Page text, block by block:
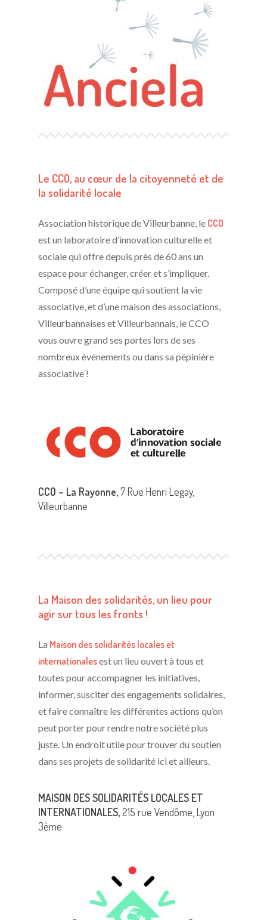
Le CCO, au cœur de la citoyenneté et de
la solidarité locale
Association historique de Villeurbanne, le CCO
est un laboratoire d’innovation culturelle et
sociale qui offre depuis près de 60 ans un
espace pour échanger, créer et s’impliquer.
Composé d’une équipe qui soutient la vie
associative, et d’une maison des associations,
Villeurbannaises et Villeurbannais, le CCO
vous ouvre grand ses portes lors de ses
nombreux événements ou dans sa pépinière
associative !
CCO – La Rayonne,7 Rue Henri Legay,
Villeurbanne
La Maison des solidarités, un lieu pour
agir sur tous les fronts !
La Maison des solidarités locales et
internationalesest un lieu ouvert à tous et
toutes pour accompagner les initiatives,
informer, susciter des engagements solidaires,
et faire connaître les différentes actions qu’on
peut porter pour rendre notre société plus
juste. Un endroit utile pour trouver du soutien
dans ses projets de solidarité ici et ailleurs.
MAISON DES SOLIDARITÉS LOCALES ET
INTERNATIONALES,215 rue Vendôme, Lyon
3ème